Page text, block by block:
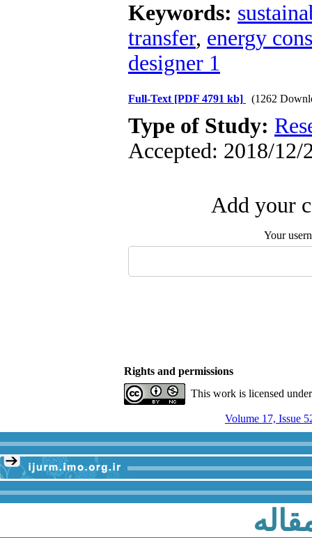
Keywords:
transfer, energy
designer 1
Full-Text [PDF 4791 kb] (1262
Type of Study:
Accepted: 2018/12/
Add your
Your
Rights and permissions
This work is licensed
Volume 17, Issue